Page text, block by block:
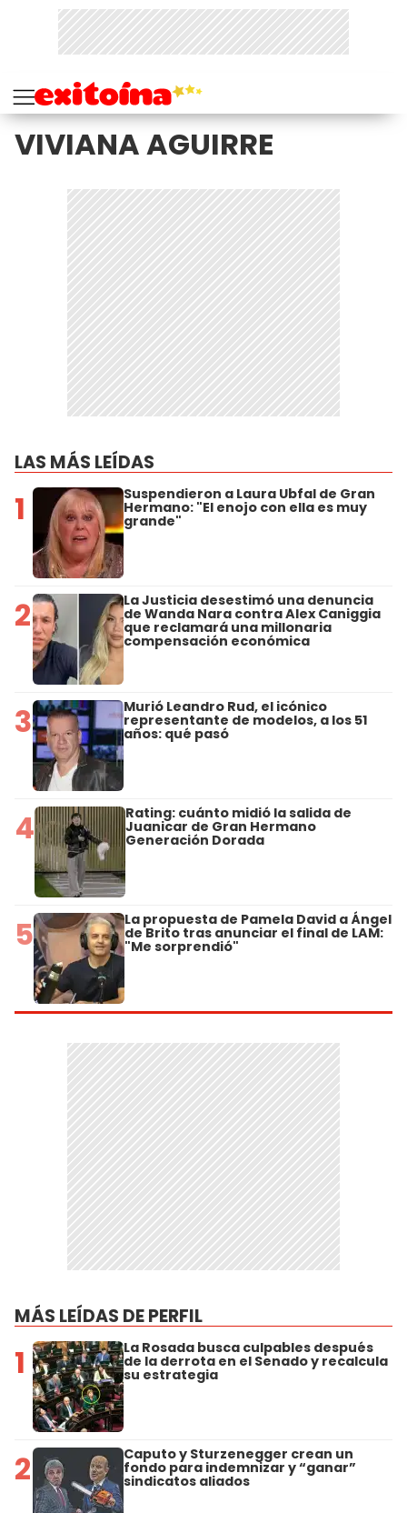
VIVIANA AGUIRRE
LAS MÁS LEÍDAS
1 Suspendieron a Laura Ubfal de Gran
Hermano: "El enojo con ella es muy
grande"
2 La Justicia desestimó una denuncia
de Wanda Nara contra Alex Caniggia
que reclamará una millonaria
compensación económica
3 Murió Leandro Rud, el icónico
representante de modelos, a los 51
años: qué pasó
4 Rating: cuánto midió la salida de
Juanicar de Gran Hermano
Generación Dorada
5 La propuesta de Pamela David a Ángel
de Brito tras anunciar el final de LAM:
"Me sorprendió"
MÁS LEÍDAS DE PERFIL
1 La Rosada busca culpables después
de la derrota en el Senado y recalcula
su estrategia
2 Caputo y Sturzenegger crean un
fondo para indemnizar y “ganar”
sindicatos aliados